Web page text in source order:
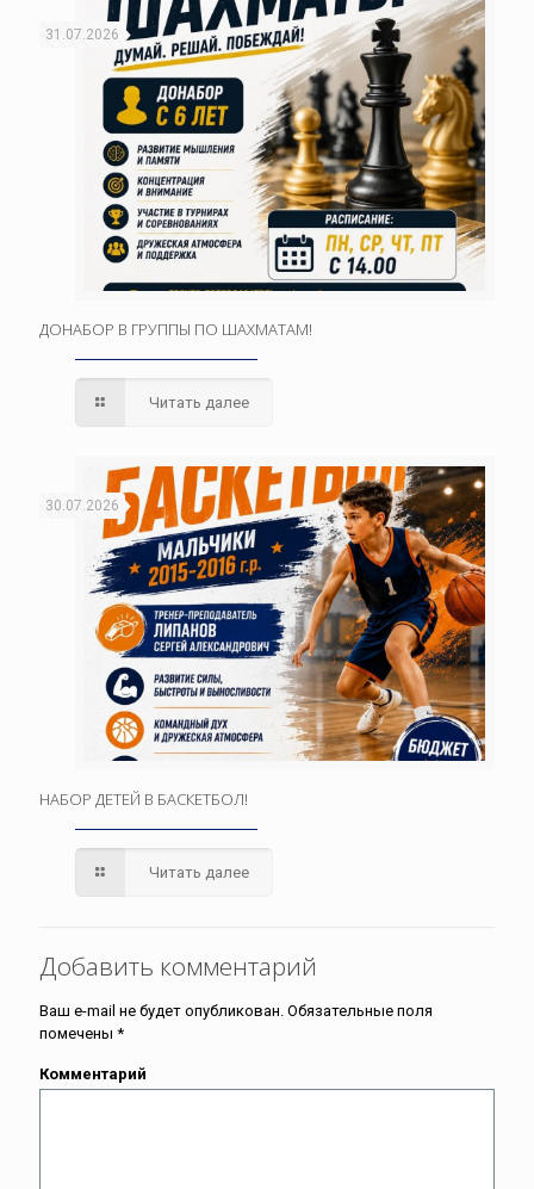
31.07.2026
ДОНАБОР В ГРУППЫ ПО ШАХМАТАМ!
Читать далее
30.07.2026
НАБОР ДЕТЕЙ В БАСКЕТБОЛ!
Читать далее
Добавить комментарий
Ваш e-mail не будет опубликован. Обязательные поля
помечены *
Комментарий